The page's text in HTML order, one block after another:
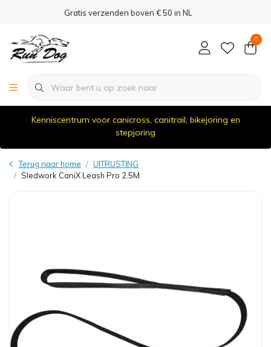
Gratis verzenden boven € 50 in NL
0
Kenniscentrum voor canicross, canitrail, bikejoring en
stepjoring
Terug naar home
UITRUSTING
Sledwork CaniX Leash Pro 2.5M